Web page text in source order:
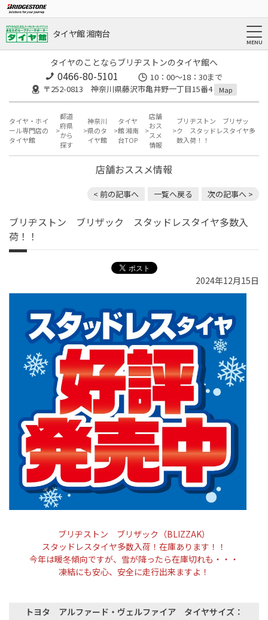
タイヤ館 湘南台
タイヤのことならブリヂストンのタイヤ館へ
0466-80-5101
10：00～18：30まで
〒252-0813 神奈川県藤沢市亀井野一丁目15番4
Map
タイヤ・ホイ
ール専門店の
タイヤ館
都道
府県
から
探す
神奈川
県のタ
イヤ館
タイヤ
館 湘南
台TOP
店舗
おス
スメ
情報
ブリヂストン ブリザッ
ク スタッドレスタイヤ多
数入荷！！
店舗おススメ情報
< 前の記事へ 一覧へ戻る 次の記事へ >
ブリヂストン ブリザック スタッドレスタイヤ多数入
荷！！
2024年12月15日
ブリヂストン ブリザック（BLIZZAK）
スタッドレスタイヤ多数入荷！在庫あります！！
今年は暖冬傾向ですが、雪が降ったら在庫切れも・・・
凍結にも安心、安全に走行出来ますよ！
トヨタ アルファード・ヴェルファイア タイヤサイズ：